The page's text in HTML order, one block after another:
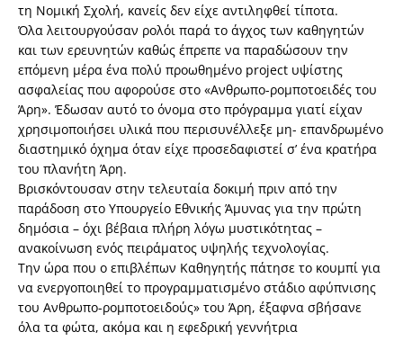
τη Νομική Σχολή, κανείς δεν είχε αντιληφθεί τίποτα.
Όλα λειτουργούσαν ρολόι παρά το άγχος των καθηγητών
και των ερευνητών καθώς έπρεπε να παραδώσουν την
επόμενη μέρα ένα πολύ προωθημένο project υψίστης
ασφαλείας που αφορούσε στο «Ανθρωπο-ρομποτοειδές του
Άρη». Έδωσαν αυτό το όνομα στο πρόγραμμα γιατί είχαν
χρησιμοποιήσει υλικά που περισυνέλλεξε μη- επανδρωμένο
διαστημικό όχημα όταν είχε προσεδαφιστεί σ’ ένα κρατήρα
του πλανήτη Άρη.
Βρισκόντουσαν στην τελευταία δοκιμή πριν από την
παράδοση στο Υπουργείο Εθνικής Άμυνας για την πρώτη
δημόσια – όχι βέβαια πλήρη λόγω μυστικότητας –
ανακοίνωση ενός πειράματος υψηλής τεχνολογίας.
Την ώρα που ο επιβλέπων Καθηγητής πάτησε το κουμπί για
να ενεργοποιηθεί το προγραμματισμένο στάδιο αφύπνισης
του Ανθρωπο-ρομποτοειδούς» του Άρη, έξαφνα σβήσανε
όλα τα φώτα, ακόμα και η εφεδρική γεννήτρια